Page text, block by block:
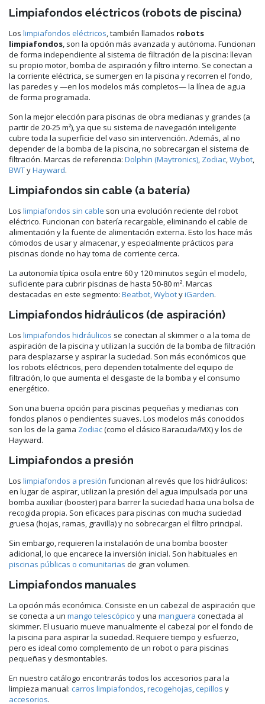
Limpiafondos eléctricos (robots de piscina)
Los limpiafondos eléctricos, también llamados robots
limpiafondos, son la opción más avanzada y autónoma. Funcionan
de forma independiente al sistema de filtración de la piscina: llevan
su propio motor, bomba de aspiración y filtro interno. Se conectan a
la corriente eléctrica, se sumergen en la piscina y recorren el fondo,
las paredes y —en los modelos más completos— la línea de agua
de forma programada.
Son la mejor elección para piscinas de obra medianas y grandes (a
partir de 20-25 m²), ya que su sistema de navegación inteligente
cubre toda la superficie del vaso sin intervención. Además, al no
depender de la bomba de la piscina, no sobrecargan el sistema de
filtración. Marcas de referencia: Dolphin (Maytronics), Zodiac,Wybot,
BWTyHayward.
Limpiafondos sin cable (a batería)
Los limpiafondos sin cable son una evolución reciente del robot
eléctrico. Funcionan con batería recargable, eliminando el cable de
alimentación y la fuente de alimentación externa. Esto los hace más
cómodos de usar y almacenar, y especialmente prácticos para
piscinas donde no hay toma de corriente cerca.
La autonomía típica oscila entre 60 y 120 minutos según el modelo,
suficiente para cubrir piscinas de hasta 50-80 m². Marcas
destacadas en este segmento: Beatbot,WybotyiGarden.
Limpiafondos hidráulicos (de aspiración)
Los limpiafondos hidráulicos se conectan al skimmer o a la toma de
aspiración de la piscina y utilizan la succión de la bomba de filtración
para desplazarse y aspirar la suciedad. Son más económicos que
los robots eléctricos, pero dependen totalmente del equipo de
filtración, lo que aumenta el desgaste de la bomba y el consumo
energético.
Son una buena opción para piscinas pequeñas y medianas con
fondos planos o pendientes suaves. Los modelos más conocidos
son los de la gama Zodiac(como el clásico Baracuda/MX) y los de
Hayward.
Limpiafondos a presión
Los limpiafondos a presión funcionan al revés que los hidráulicos:
en lugar de aspirar, utilizan la presión del agua impulsada por una
bomba auxiliar (booster) para barrer la suciedad hacia una bolsa de
recogida propia. Son eficaces para piscinas con mucha suciedad
gruesa (hojas, ramas, gravilla) y no sobrecargan el filtro principal.
Sin embargo, requieren la instalación de una bomba booster
adicional, lo que encarece la inversión inicial. Son habituales en
piscinas públicas o comunitarias de gran volumen.
Limpiafondos manuales
La opción más económica. Consiste en un cabezal de aspiración que
se conecta a un mango telescópico y una manguera conectada al
skimmer. El usuario mueve manualmente el cabezal por el fondo de
la piscina para aspirar la suciedad. Requiere tiempo y esfuerzo,
pero es ideal como complemento de un robot o para piscinas
pequeñas y desmontables.
En nuestro catálogo encontrarás todos los accesorios para la
limpieza manual: carros limpiafondos,recogehojas,cepillos y
accesorios.